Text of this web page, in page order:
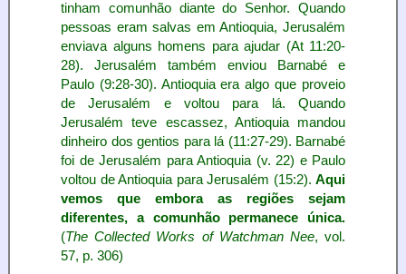
tinham comunhão diante do Senhor. Quando
pessoas eram salvas em Antioquia, Jerusalém
enviava alguns homens para ajudar (At 11:20-
28). Jerusalém também enviou Barnabé e
Paulo (9:28-30). Antioquia era algo que proveio
de Jerusalém e voltou para lá. Quando
Jerusalém teve escassez, Antioquia mandou
dinheiro dos gentios para lá (11:27-29). Barnabé
foi de Jerusalém para Antioquia (v. 22) e Paulo
voltou de Antioquia para Jerusalém (15:2). Aqui
vemos que embora as regiões sejam
diferentes, a comunhão permanece única.
(The Collected Works of Watchman Nee, vol.
57, p. 306)